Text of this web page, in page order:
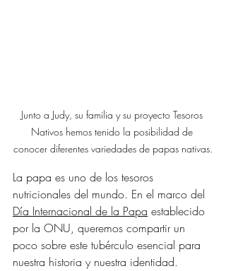
Junto a Judy, su familia y su proyecto Tesoros
Nativos hemos tenido la posibilidad de
conocer diferentes variedades de papas nativas.
La papa es uno de los tesoros
nutricionales del mundo. En el marco del
Día Internacional de la Papa establecido
por la ONU, queremos compartir un
poco sobre este tubérculo esencial para
nuestra historia y nuestra identidad.